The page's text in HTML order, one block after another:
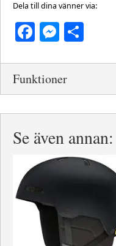
Dela till dina vänner via:
Facebook
Funktioner
Se även annan: